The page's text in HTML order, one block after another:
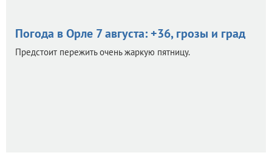
Погода в Орле 7 августа: +36, грозы и град
Предстоит пережить очень жаркую пятницу.